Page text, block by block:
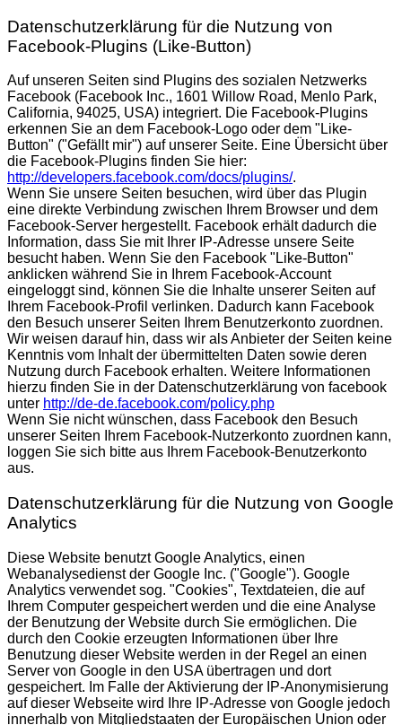
Datenschutzerklärung für die Nutzung von
Facebook-Plugins (Like-Button)
Auf unseren Seiten sind Plugins des sozialen Netzwerks
Facebook (Facebook Inc., 1601 Willow Road, Menlo Park,
California, 94025, USA) integriert. Die Facebook-Plugins
erkennen Sie an dem Facebook-Logo oder dem "Like-
Button" ("Gefällt mir") auf unserer Seite. Eine Übersicht über
die Facebook-Plugins finden Sie hier:
http://developers.facebook.com/docs/plugins/.
Wenn Sie unsere Seiten besuchen, wird über das Plugin
eine direkte Verbindung zwischen Ihrem Browser und dem
Facebook-Server hergestellt. Facebook erhält dadurch die
Information, dass Sie mit Ihrer IP-Adresse unsere Seite
besucht haben. Wenn Sie den Facebook "Like-Button"
anklicken während Sie in Ihrem Facebook-Account
eingeloggt sind, können Sie die Inhalte unserer Seiten auf
Ihrem Facebook-Profil verlinken. Dadurch kann Facebook
den Besuch unserer Seiten Ihrem Benutzerkonto zuordnen.
Wir weisen darauf hin, dass wir als Anbieter der Seiten keine
Kenntnis vom Inhalt der übermittelten Daten sowie deren
Nutzung durch Facebook erhalten. Weitere Informationen
hierzu finden Sie in der Datenschutzerklärung von facebook
unter http://de-de.facebook.com/policy.php
Wenn Sie nicht wünschen, dass Facebook den Besuch
unserer Seiten Ihrem Facebook-Nutzerkonto zuordnen kann,
loggen Sie sich bitte aus Ihrem Facebook-Benutzerkonto
aus.
Datenschutzerklärung für die Nutzung von Google
Analytics
Diese Website benutzt Google Analytics, einen
Webanalysedienst der Google Inc. ("Google"). Google
Analytics verwendet sog. "Cookies", Textdateien, die auf
Ihrem Computer gespeichert werden und die eine Analyse
der Benutzung der Website durch Sie ermöglichen. Die
durch den Cookie erzeugten Informationen über Ihre
Benutzung dieser Website werden in der Regel an einen
Server von Google in den USA übertragen und dort
gespeichert. Im Falle der Aktivierung der IP-Anonymisierung
auf dieser Webseite wird Ihre IP-Adresse von Google jedoch
innerhalb von Mitgliedstaaten der Europäischen Union oder